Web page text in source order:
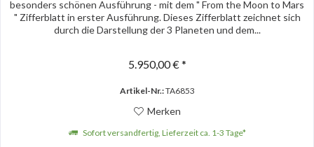
besonders schönen Ausführung - mit dem " From the Moon to Mars
" Zifferblatt in erster Ausführung. Dieses Zifferblatt zeichnet sich
durch die Darstellung der 3 Planeten und dem...
5.950,00 € *
Artikel-Nr.:TA6853
Merken
Sofort versandfertig, Lieferzeit ca. 1-3 Tage*